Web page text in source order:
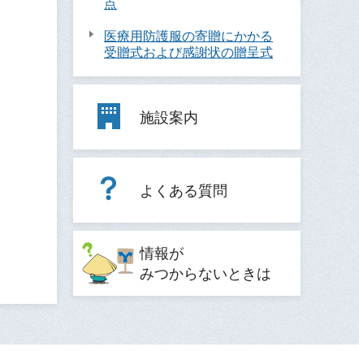
点
医療用防護服の寄贈にかかる
受贈式および感謝状の贈呈式
施設案内
よくある質問
情報が
みつからないときは